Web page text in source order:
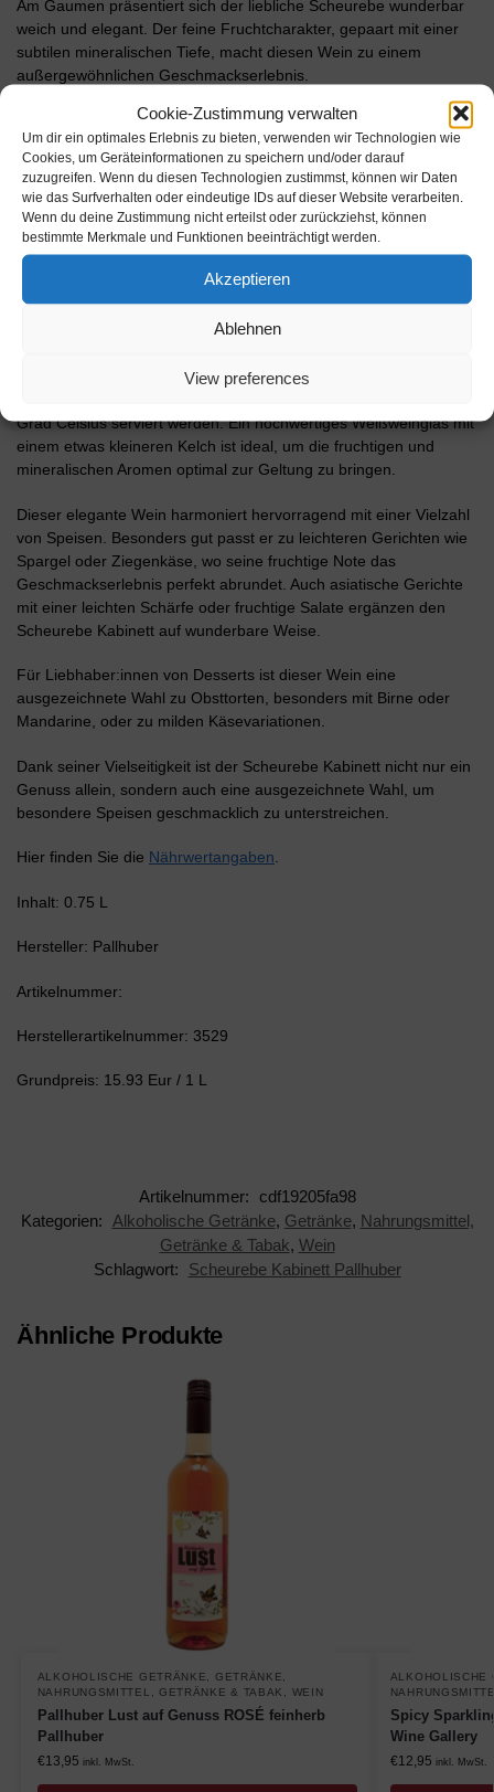
Cookie-Zustimmung verwalten
Um dir ein optimales Erlebnis zu bieten, verwenden wir Technologien wie
Cookies, um Geräteinformationen zu speichern und/oder darauf
zuzugreifen. Wenn du diesen Technologien zustimmst, können wir Daten
wie das Surfverhalten oder eindeutige IDs auf dieser Website verarbeiten.
Wenn du deine Zustimmung nicht erteilst oder zurückziehst, können
bestimmte Merkmale und Funktionen beeinträchtigt werden.
Akzeptieren
Ablehnen
View preferences
Am Gaumen präsentiert sich der liebliche Scheurebe wunderbar
weich und elegant. Der feine Fruchtcharakter, gepaart mit einer
subtilen mineralischen Tiefe, macht diesen Wein zu einem
außergewöhnlichen Geschmackserlebnis.
Wie wird Scheurebe Kabinett am besten
Der Scheurebe Kabinett ist ein vielseitiger Weißwein, der sich
Um das volle Aroma und die feine Struktur dieses Weins zu
Grad Celsius serviert werden. Ein hochwertiges Weißweinglas mit
einem etwas kleineren Kelch ist ideal, um die fruchtigen und
mineralischen Aromen optimal zur Geltung zu bringen.
Dieser elegante Wein harmoniert hervorragend mit einer Vielzahl
von Speisen. Besonders gut passt er zu leichteren Gerichten wie
Spargel oder Ziegenkäse, wo seine fruchtige Note das
Geschmackserlebnis perfekt abrundet. Auch asiatische Gerichte
mit einer leichten Schärfe oder fruchtige Salate ergänzen den
Scheurebe Kabinett auf wunderbare Weise.
Für Liebhaber:innen von Desserts ist dieser Wein eine
ausgezeichnete Wahl zu Obsttorten, besonders mit Birne oder
Mandarine, oder zu milden Käsevariationen.
Dank seiner Vielseitigkeit ist der Scheurebe Kabinett nicht nur ein
Genuss allein, sondern auch eine ausgezeichnete Wahl, um
besondere Speisen geschmacklich zu unterstreichen.
Hier finden Sie die Nährwertangaben
Inhalt: 0.75 L
Hersteller: Pallhuber
Artikelnummer:
Herstellerartikelnummer: 3529
Grundpreis: 15.93 Eur / 1 L
Artikelnummer:
cdf19205fa98
Kategorien:
Alkoholische Getränke, Getränke, Nahrungsmittel,
Getränke & Tabak, Wein
Schlagwort:
Scheurebe Kabinett Pallhuber
Ähnliche Produkte
ALKOHOLISCHE GETRÄNKE, GETRÄNKE,
NAHRUNGSMITTEL, GETRÄNKE & TABAK , WEIN
Pallhuber Lust auf Genuss ROSÉ feinherb
Pallhuber
€13,95 inkl. MwSt.
ALKOHOLISCHE
Spicy
Wine Gallery
€12,95 inkl. MwSt.